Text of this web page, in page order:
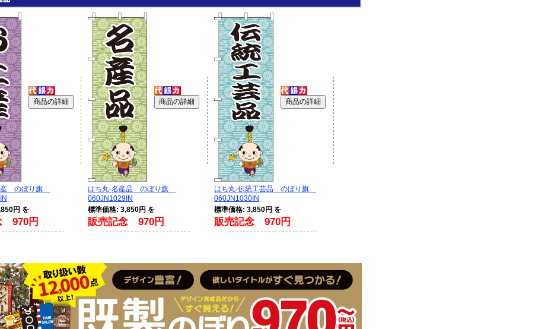
産 のぼり旗
円 を
970円
はち丸-名産品 のぼり旗
060JN1029IN
標準価格: 3,850円 を
販売記念 970円
はち丸-伝統工芸品 のぼり旗
060JN1030IN
標準価格: 3,850円 を
販売記念 970円